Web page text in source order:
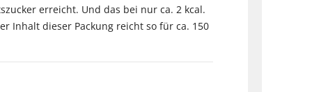
erreicht. Und das bei nur ca. 2 kcal.
Inhalt dieser Packung reicht so für ca. 150